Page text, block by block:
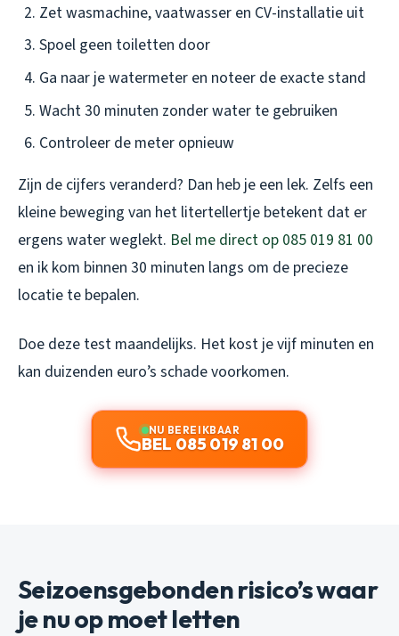
Zet wasmachine, vaatwasser en CV-installatie uit
Spoel geen toiletten door
Ga naar je watermeter en noteer de exacte stand
Wacht 30 minuten zonder water te gebruiken
Controleer de meter opnieuw
Zijn de cijfers veranderd? Dan heb je een lek. Zelfs een
kleine beweging van het litertellertje betekent dat er
ergens water weglekt. Bel me direct op 085 019 81 00
en ik kom binnen 30 minuten langs om de precieze
locatie te bepalen.
Doe deze test maandelijks. Het kost je vijf minuten en
kan duizenden euro’s schade voorkomen.
NU BEREIKBAAR
BEL 085 019 81 00
Seizoensgebonden risico’s waar
je nu op moet letten